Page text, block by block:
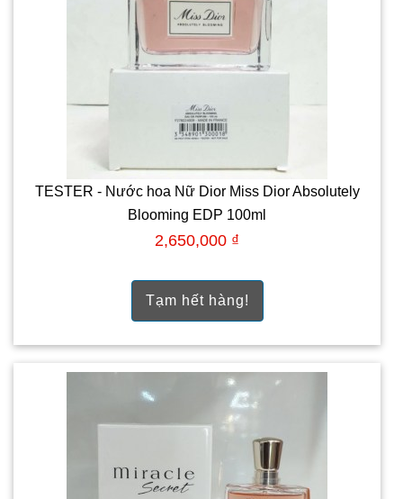
TESTER - Nước hoa Nữ Dior Miss Dior Absolutely
Blooming EDP 100ml
2,650,000 ₫
Tạm hết hàng!